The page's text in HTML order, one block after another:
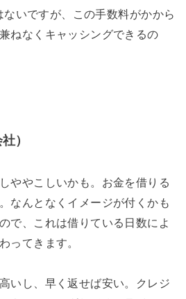
いですが、この手数料がかから
ねなくキャッシングできるの
）
ややこしいかも。お金を借りる
なんとなくイメージが付くかも
で、これは借りている日数によ
ってきます。
いし、早く返せば安い。クレジ